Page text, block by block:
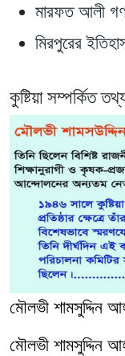
মারফত আলী গণ
মিরপুরের
কুষ্টিয়া সম্পর্কিত
মৌলভী শামসুদ্দিন
মৌলভী শামসুদ্দিন